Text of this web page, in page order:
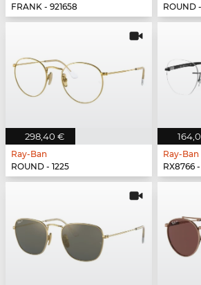
FRANK - 921658
ROUND
298,40 €
Ray-Ban
ROUND - 1225
Ray-Ban
RX8766 -